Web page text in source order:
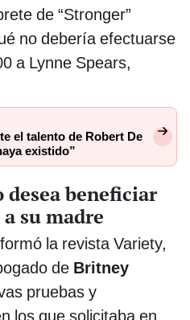
de “Stronger”
no debería efectuarse
a Lynne Spears,
el talento de Robert De
existido”
desea beneficiar
su madre
la revista Variety,
de Britney
pruebas y
los que solicitaba en